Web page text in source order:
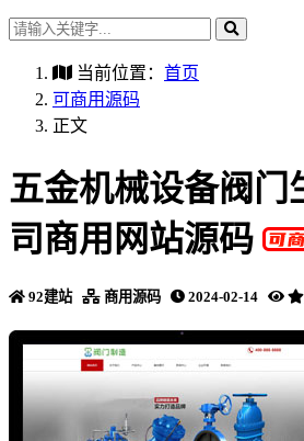
当前位置： 首页
可商用源码
正文
五金机械设备阀门
司商用网站源码
92建站 商用源码 2024-02-14